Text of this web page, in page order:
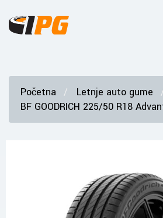
Početna Letnje auto gume
BF GOODRICH 225/50 R18